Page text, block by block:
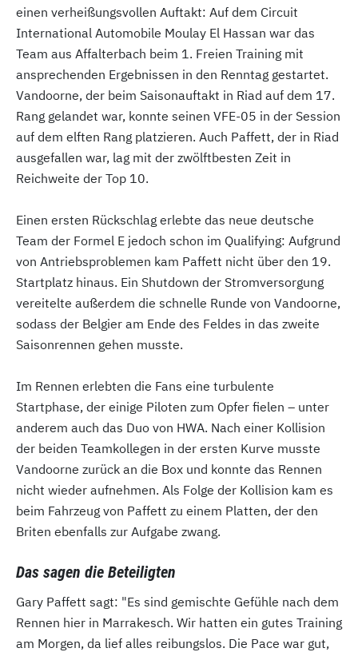
einen verheißungsvollen Auftakt: Auf dem Circuit
International Automobile Moulay El Hassan war das
Team aus Affalterbach beim 1. Freien Training mit
ansprechenden Ergebnissen in den Renntag gestartet.
Vandoorne, der beim Saisonauftakt in Riad auf dem 17.
Rang gelandet war, konnte seinen VFE-05 in der Session
auf dem elften Rang platzieren. Auch Paffett, der in Riad
ausgefallen war, lag mit der zwölftbesten Zeit in
Reichweite der Top 10.
Einen ersten Rückschlag erlebte das neue deutsche
Team der Formel E jedoch schon im Qualifying: Aufgrund
von Antriebsproblemen kam Paffett nicht über den 19.
Startplatz hinaus. Ein Shutdown der Stromversorgung
vereitelte außerdem die schnelle Runde von Vandoorne,
sodass der Belgier am Ende des Feldes in das zweite
Saisonrennen gehen musste.
Im Rennen erlebten die Fans eine turbulente
Startphase, der einige Piloten zum Opfer fielen – unter
anderem auch das Duo von HWA. Nach einer Kollision
der beiden Teamkollegen in der ersten Kurve musste
Vandoorne zurück an die Box und konnte das Rennen
nicht wieder aufnehmen. Als Folge der Kollision kam es
beim Fahrzeug von Paffett zu einem Platten, der den
Briten ebenfalls zur Aufgabe zwang.
Das sagen die Beteiligten
Gary Paffett sagt: "Es sind gemischte Gefühle nach dem
Rennen hier in Marrakesch. Wir hatten ein gutes Training
am Morgen, da lief alles reibungslos. Die Pace war gut,